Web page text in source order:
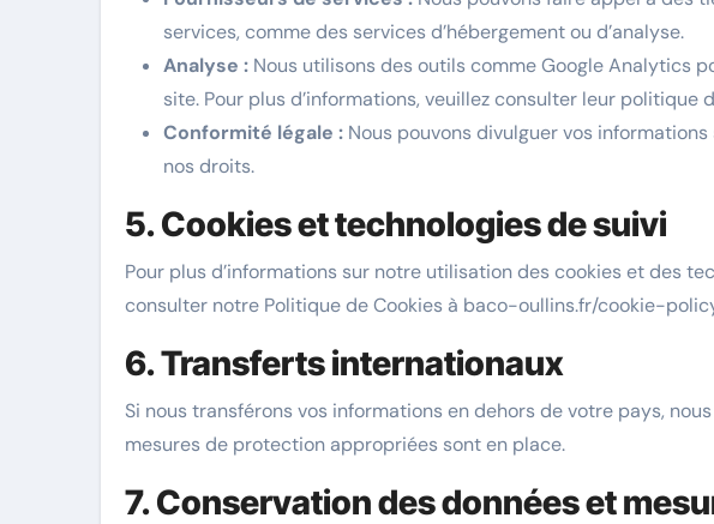
services, comme des services d’hébergement ou d’analyse.
Analyse : Nous utilisons des outils comme Google Analytics
site. Pour plus d’informations, veuillez consulter leur politique
Conformité légale : Nous pouvons divulguer vos
nos droits.
5. Cookies et technologies de suivi
Pour plus d’informations sur notre utilisation des cookies et des
consulter notre Politique de Cookies à baco-oullins.fr/cookie-
6. Transferts internationaux
Si nous transférons vos informations en dehors de votre pays,
mesures de protection appropriées sont en place.
7. Conservation des données et